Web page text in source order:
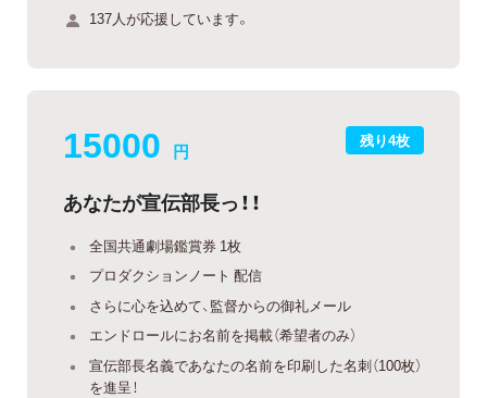
137人が応援しています。
残り4枚
15000 円
あなたが宣伝部長っ！！
全国共通劇場鑑賞券 1枚
プロダクションノート 配信
さらに心を込めて、監督からの御礼メール
エンドロールにお名前を掲載（希望者のみ）
宣伝部長名義であなたの名前を印刷した名刺（100枚）
を進呈！